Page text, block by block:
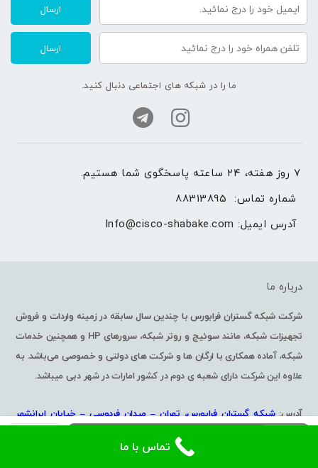
سرور
افزودن به سبد خرید
ارسال
ارسال
ما را در شبکه های اجتماعی دنبال کنید.
۷ روز هفته، ۲۴ ساعته پاسخگوی شما هستیم.
شماره تماس: 88313895
آدرس ایمیل: Info@cisco-shabake.com
درباره ما
شرکت شبکه گستران فرابورس با چندین سال سابقه در زمینه واردات و فروش
تجهیزات شبکه، مانند سوئیچ و روتر شبکه، سرورهای HP و همچنین خدمات
شبکه، آماده همکاری با ارگان ها و شرکت های دولتی و خصوصی می‌باشد. به
علاوه این شرکت دارای شعبه ی دوم در کشور امارات در شهر دبی میباشد.
آدرس:شبکه گستران فرابورس، تهران – میدان فردوسی – خیابان ایرانشهر
تماس با ما